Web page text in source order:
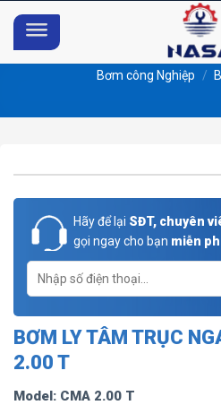
Skip
content
Bơm công Nghiệp /
Hãy để lại SĐT, chuyên
gọi ngay cho bạn miễn
BƠM LY TÂM TRỤC
2.00 T
Model: CMA 2.00 T